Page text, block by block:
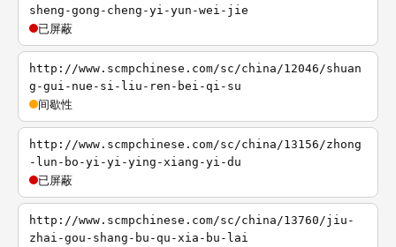
sheng-gong-cheng-yi-yun-wei-jie
已屏蔽
http://www.scmpchinese.com/sc/china/12046/shuan
g-gui-nue-si-liu-ren-bei-qi-su
间歇性
http://www.scmpchinese.com/sc/china/13156/zhong
-lun-bo-yi-yi-ying-xiang-yi-du
已屏蔽
http://www.scmpchinese.com/sc/china/13760/jiu-
zhai-gou-shang-bu-qu-xia-bu-lai